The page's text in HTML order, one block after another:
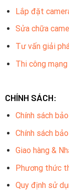
Lắp đặt
Sửa chữa
Tư vấn giải
Thi công mạng
CHÍNH SÁCH:
Chính sách
Chính sách
Giao hàng &
Phương thức
Quy định sử